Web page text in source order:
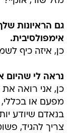
גם הראיונות
אימפולסיבית.
כן, איזה כיף
נראה לי שהיום
כן, אני רואה
מפעם או בכללי,
בנאדם שיודע
צריך להגיד,